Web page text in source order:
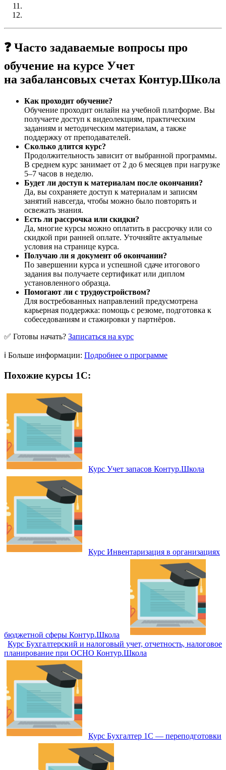
❓ Часто задаваемые вопросы про
обучение на курсе Учет
на забалансовых счетах Контур.Школа
Как проходит обучение?
Обучение проходит онлайн на учебной платформе. Вы
получаете доступ к видеолекциям, практическим
заданиям и методическим материалам, а также
поддержку от преподавателей.
Сколько длится курс?
Продолжительность зависит от выбранной программы.
В среднем курс занимает от 2 до 6 месяцев при нагрузке
5–7 часов в неделю.
Будет ли доступ к материалам после окончания?
Да, вы сохраняете доступ к материалам и записям
занятий навсегда, чтобы можно было повторять и
освежать знания.
Есть ли рассрочка или скидки?
Да, многие курсы можно оплатить в рассрочку или со
скидкой при ранней оплате. Уточняйте актуальные
условия на странице курса.
Получаю ли я документ об окончании?
По завершении курса и успешной сдаче итогового
задания вы получаете сертификат или диплом
установленного образца.
Помогают ли с трудоустройством?
Для востребованных направлений предусмотрена
карьерная поддержка: помощь с резюме, подготовка к
собеседованиям и стажировки у партнёров.
✅ Готовы начать? Записаться на курс
ℹ️ Больше информации: Подробнее о программе
Похожие курсы 1С:
Курс Учет запасов Контур.Школа
Курс Инвентаризация в организациях
бюджетной сферы Контур.Школа
Курс Бухгалтерский и налоговый учет, отчетность, налоговое
планирование при ОСНО Контур.Школа
Курс Бухгалтер 1С — переподготовки